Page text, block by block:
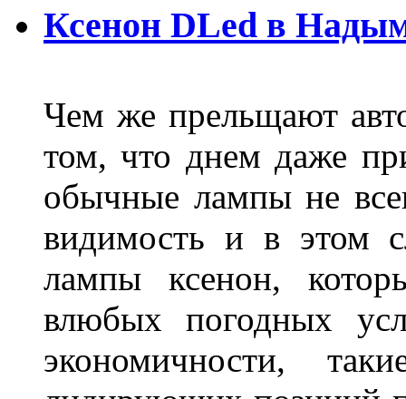
Ксенон DLed в
Чем же прельщают
том, что днем даже
обычные лампы не
видимость и в этом
лампы ксенон,
влюбых погодных
экономичности,